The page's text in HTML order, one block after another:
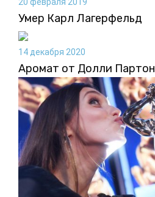
Умер Карл Лагерфельд
14 декабря 2020
Аромат от Долли Партон